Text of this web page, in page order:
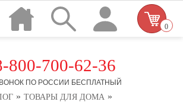
800-700-62-36
ПО РОССИИ БЕСПЛАТНЫЙ
0
» ТОВАРЫ ДЛЯ ДОМА »